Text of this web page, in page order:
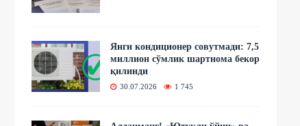
Янги кондиционер совутмади: 7,5
миллион сўмлик шартнома бекор
қилинди
30.07.2026 1 745